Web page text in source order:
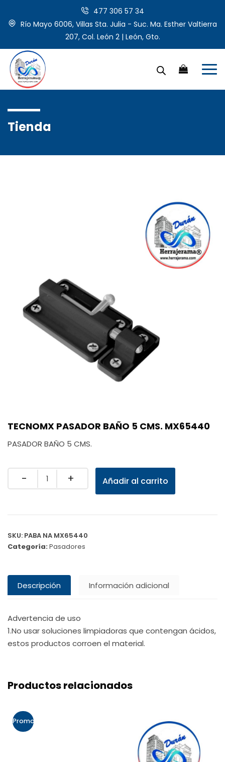
477 306 57 34
Río Mayo 6006, Villas Sta. Julia - Suc. Ma. Esther Valtierra
207, Col. León 2 | León, Gto.
Tienda
TECNOMX PASADOR BAÑO 5 CMS. MX65440
PASADOR BAÑO 5 CMS.
Quantity Añadir al carrito
SKU: PABA NA MX65440
Categoría:Pasadores
Descripción Información adicional
Advertencia de uso
1.No usar soluciones limpiadoras que contengan ácidos,
estos productos corroen el material.
Productos relacionados
Promo!